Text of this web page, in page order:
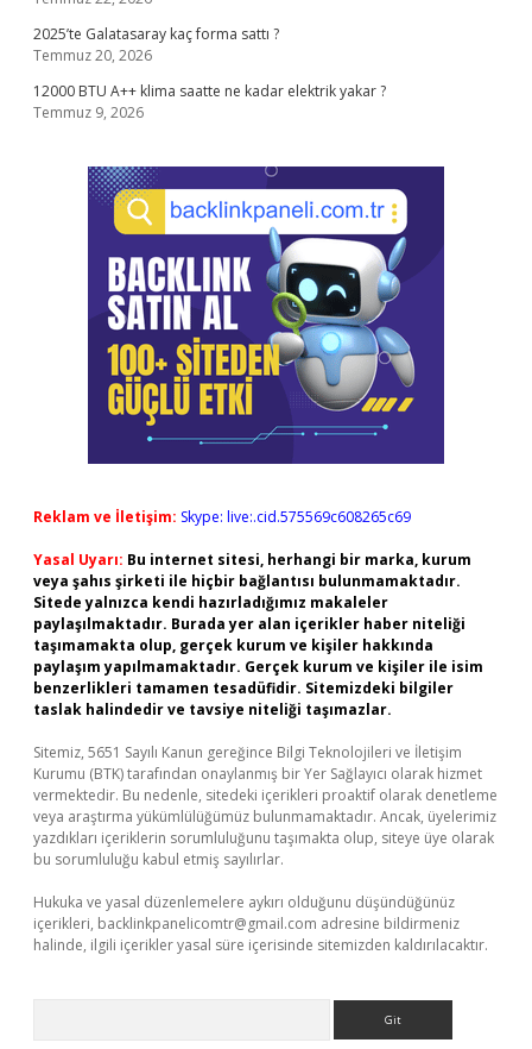
2025’te Galatasaray kaç forma sattı ?
Temmuz 20, 2026
12000 BTU A++ klima saatte ne kadar elektrik yakar ?
Temmuz 9, 2026
Reklam ve İletişim: Skype: live:.cid.575569c608265c69
Yasal Uyarı: Bu internet sitesi, herhangi bir marka, kurum
veya şahıs şirketi ile hiçbir bağlantısı bulunmamaktadır.
Sitede yalnızca kendi hazırladığımız makaleler
paylaşılmaktadır. Burada yer alan içerikler haber niteliği
taşımamakta olup, gerçek kurum ve kişiler hakkında
paylaşım yapılmamaktadır. Gerçek kurum ve kişiler ile isim
benzerlikleri tamamen tesadüfidir. Sitemizdeki bilgiler
taslak halindedir ve tavsiye niteliği taşımazlar.
Sitemiz, 5651 Sayılı Kanun gereğince Bilgi Teknolojileri ve İletişim
Kurumu (BTK) tarafından onaylanmış bir Yer Sağlayıcı olarak hizmet
vermektedir. Bu nedenle, sitedeki içerikleri proaktif olarak denetleme
veya araştırma yükümlülüğümüz bulunmamaktadır. Ancak, üyelerimiz
yazdıkları içeriklerin sorumluluğunu taşımakta olup, siteye üye olarak
bu sorumluluğu kabul etmiş sayılırlar.
Hukuka ve yasal düzenlemelere aykırı olduğunu düşündüğünüz
içerikleri, backlinkpanelicomtr@gmail.com adresine bildirmeniz
halinde, ilgili içerikler yasal süre içerisinde sitemizden kaldırılacaktır.